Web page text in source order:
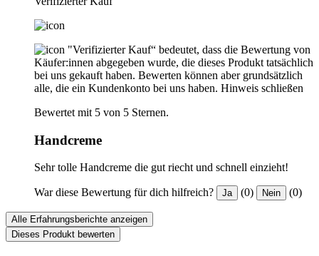
"Verifizierter Kauf“ bedeutet, dass die Bewertung von
Käufer:innen abgegeben wurde, die dieses Produkt tatsächlich
bei uns gekauft haben. Bewerten können aber grundsätzlich
alle, die ein Kundenkonto bei uns haben. Hinweis schließen
Bewertet mit 5 von 5 Sternen.
Handcreme
Sehr tolle Handcreme die gut riecht und schnell einzieht!
War diese Bewertung für dich hilfreich? Ja (0) Nein (0)
Alle Erfahrungsberichte anzeigen
Dieses Produkt bewerten